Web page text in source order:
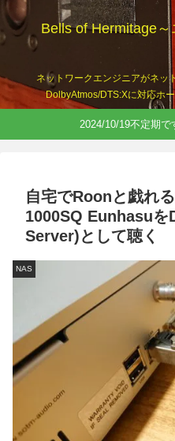
Bells of Hermitage
ネットワークエンジニアがネッ
DolbyAtmos/DTS:Xに対応ホ
2024/10/19不定期で
自宅でRoonと戯れ
1000SQ Eunhasu
Server)として聴く
NAS